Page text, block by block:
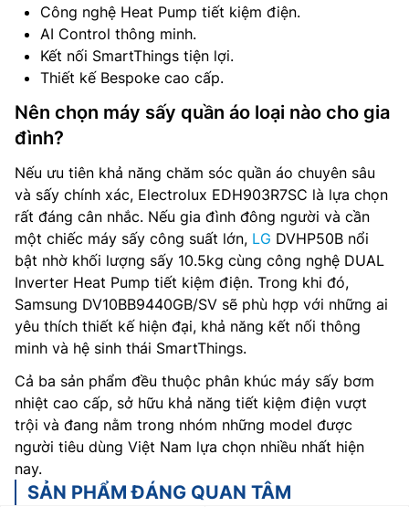
Công nghệ Heat Pump tiết kiệm điện.
AI Control thông minh.
Kết nối SmartThings tiện lợi.
Thiết kế Bespoke cao cấp.
Nên chọn máy sấy quần áo loại nào cho gia
đình?
Nếu ưu tiên khả năng chăm sóc quần áo chuyên sâu
và sấy chính xác, Electrolux EDH903R7SC là lựa chọn
rất đáng cân nhắc. Nếu gia đình đông người và cần
một chiếc máy sấy công suất lớn, LG DVHP50B nổi
bật nhờ khối lượng sấy 10.5kg cùng công nghệ DUAL
Inverter Heat Pump tiết kiệm điện. Trong khi đó,
Samsung DV10BB9440GB/SV sẽ phù hợp với những ai
yêu thích thiết kế hiện đại, khả năng kết nối thông
minh và hệ sinh thái SmartThings.
Cả ba sản phẩm đều thuộc phân khúc máy sấy bơm
nhiệt cao cấp, sở hữu khả năng tiết kiệm điện vượt
trội và đang nằm trong nhóm những model được
người tiêu dùng Việt Nam lựa chọn nhiều nhất hiện
nay.
SẢN PHẨM ĐÁNG QUAN TÂM